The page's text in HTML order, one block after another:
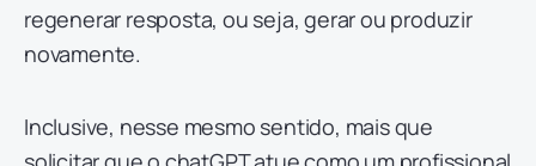
regenerar resposta, ou seja, gerar ou produzir
novamente.
Inclusive, nesse mesmo sentido, mais que